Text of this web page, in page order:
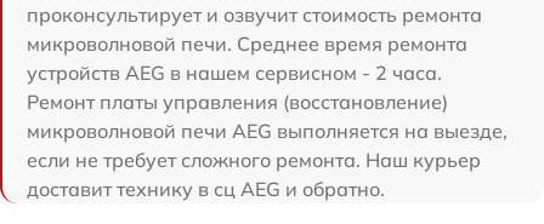
проконсультирует и озвучит стоимость ремонта
микроволновой печи. Среднее время ремонта
устройств AEG в нашем сервисном - 2 часа.
Ремонт платы управления (восстановление)
микроволновой печи AEG выполняется на выезде,
если не требует сложного ремонта. Наш курьер
доставит технику в сц AEG и обратно.